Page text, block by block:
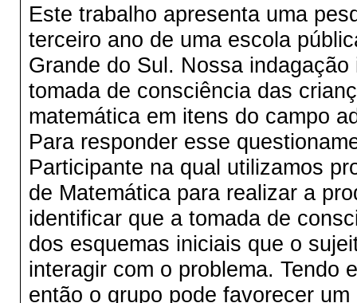
Este trabalho apresenta uma
terceiro ano de uma escola
Grande do Sul. Nossa
tomada de consciência das
matemática em itens do campo
Para responder esse
Participante na qual utilizamos
de Matemática para realizar a
identificar que a tomada de
dos esquemas iniciais que o
interagir com o problema. Tendo
então o grupo pode favorecer